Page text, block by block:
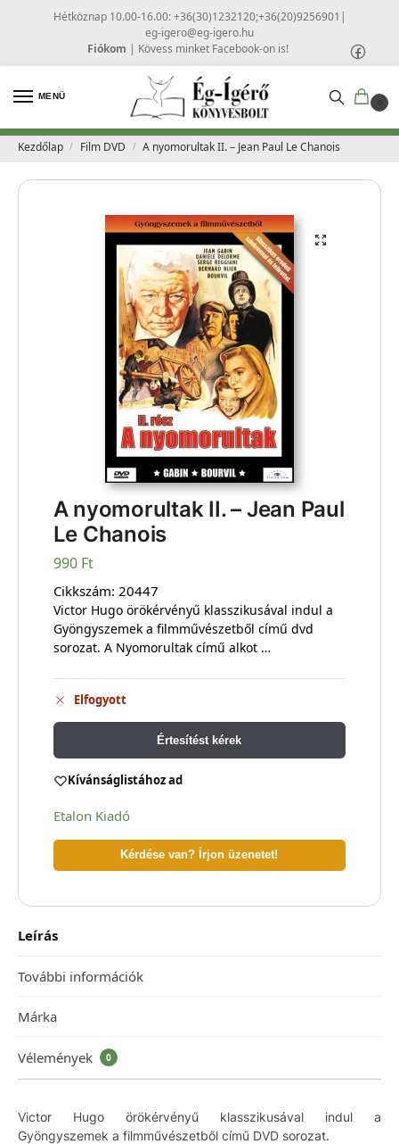
Hétköznap 10.00-16.00: +36(30)1232120;+36(20)9256901 |
eg-igero@eg-igero.hu
Fiókom | Kövess minket Facebook-on is!
MENÜ
0
Kezdőlap / Film DVD / A nyomorultak II. – Jean Paul Le Chanois
A nyomorultak II. – Jean Paul
Le Chanois
990 Ft
Cikkszám: 20447
Victor Hugo örökérvényű klasszikusával indul a
Gyöngyszemek a filmművészetből című dvd
sorozat. A Nyomorultak című alkot …
Elfogyott
Értesítést kérek
Kívánságlistához ad
Etalon Kiadó
Kérdése van? Írjon üzenetet!
Leírás
További információk
Márka
Vélemények 0
Victor Hugo örökérvényű klasszikusával indul a
Gyöngyszemek a filmművészetből című DVD sorozat.